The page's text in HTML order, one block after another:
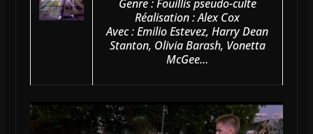
Genre : Fouillis pseudo-culte
Réalisation : Alex Cox
Avec : Emilio Estevez, Harry Dean
Stanton, Olivia Barash, Vonetta
McGee…